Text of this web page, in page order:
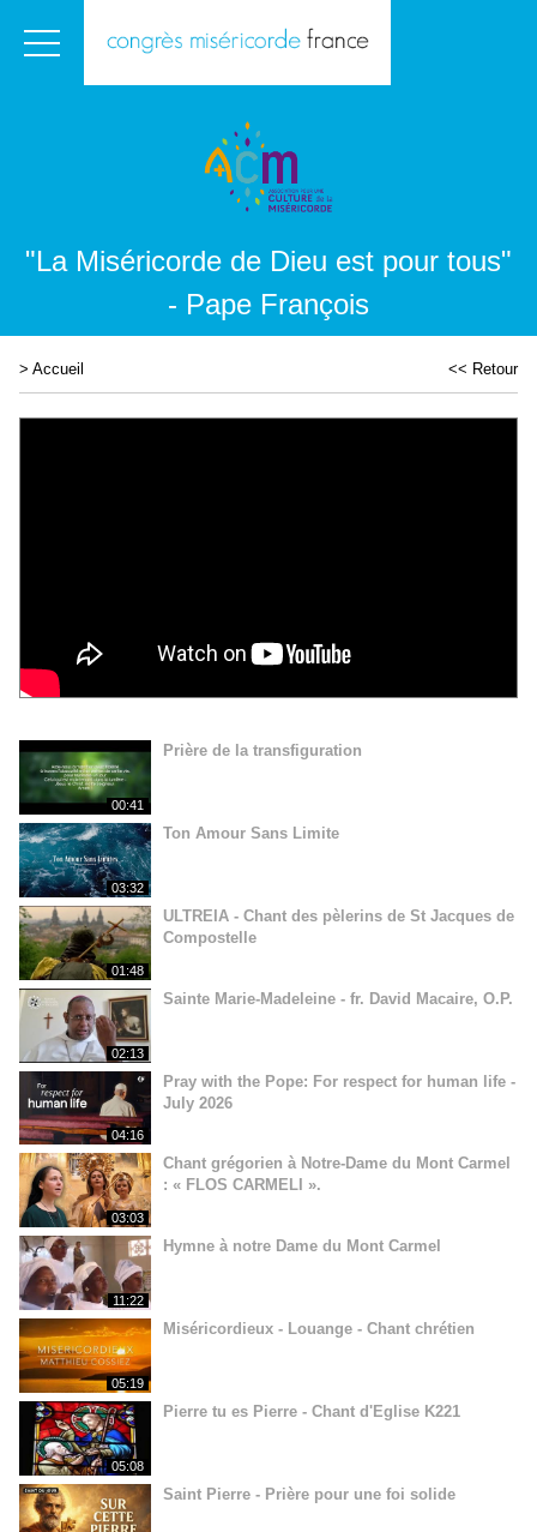
"La Miséricorde de Dieu est pour tous"
- Pape François
> Accueil << Retour
00:41
Prière de la transfiguration
03:32
Ton Amour Sans Limite
01:48
ULTREIA - Chant des pèlerins de St Jacques de
Compostelle
02:13
Sainte Marie-Madeleine - fr. David Macaire, O.P.
04:16
Pray with the Pope: For respect for human life -
July 2026
03:03
Chant grégorien à Notre-Dame du Mont Carmel
: « FLOS CARMELI ».
11:22
Hymne à notre Dame du Mont Carmel
05:19
Miséricordieux - Louange - Chant chrétien
05:08
Pierre tu es Pierre - Chant d'Eglise K221
Saint Pierre - Prière pour une foi solide